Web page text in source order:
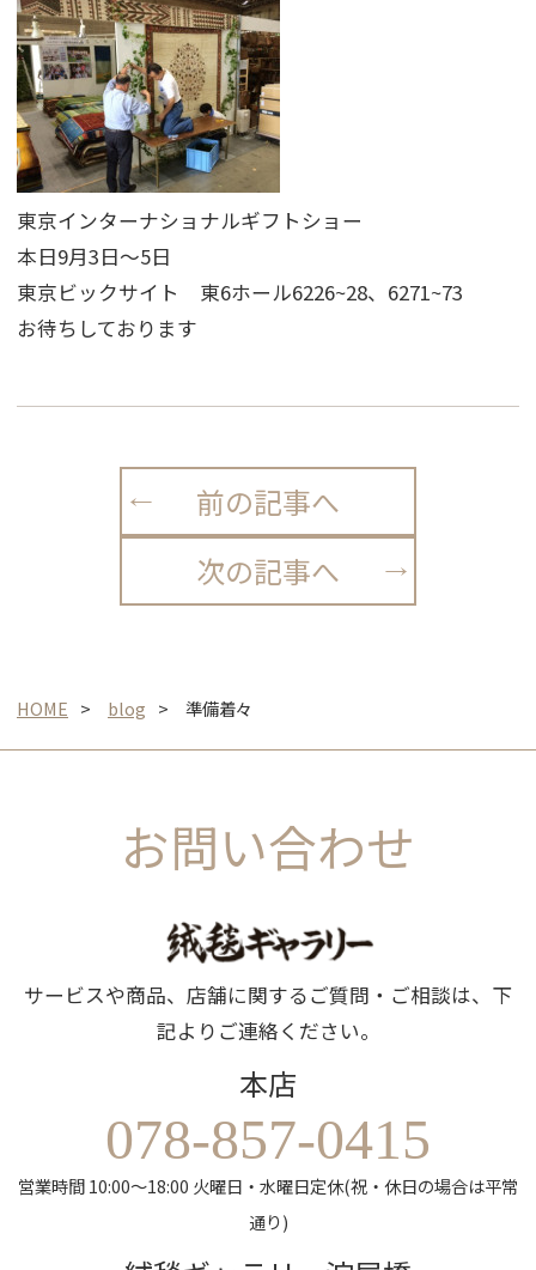
東京インターナショナルギフトショー
本日9月3日〜5日
東京ビックサイト 東6ホール6226~28、6271~73
お待ちしております
前の記事へ
次の記事へ
HOME blog 準備着々
お問い合わせ
サービスや商品、店舗に関するご質問・ご相談は、下
記よりご連絡ください。
本店
078-857-0415
営業時間 10:00～18:00 火曜日・水曜日定休(祝・休日の場合は平常
通り)